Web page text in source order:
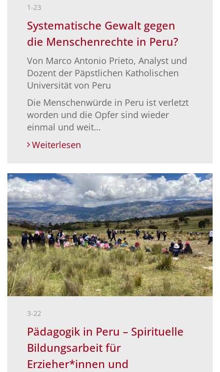
1-23
Systematische Gewalt gegen
die Menschenrechte in Peru?
Von Marco Antonio Prieto, Analyst und
Dozent der Päpstlichen Katholischen
Universität von Peru
Die Menschenwürde in Peru ist verletzt
worden und die Opfer sind wieder
einmal und weit…
Weiterlesen
3-22
Pädagogik in Peru – Spirituelle
Bildungsarbeit für
Erzieher*innen und